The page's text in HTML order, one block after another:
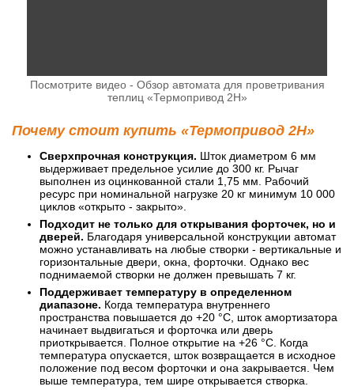
Посмотрите видео - Обзор автомата для проветривания
теплиц «Термопривод 2Н»
Почему стоит купить «Термопривод 2Н»
Сверхпрочная конструкция. Шток диаметром 6 мм
выдерживает предельное усилие до 300 кг. Рычаг
выполнен из оцинкованной стали 1,75 мм. Рабочий
ресурс при номинальной нагрузке 20 кг минимум 10 000
циклов «открыто - закрыто».
Подходит не только для открывания форточек, но и
дверей. Благодаря универсальной конструкции автомат
можно устанавливать на любые створки - вертикальные и
горизонтальные двери, окна, форточки. Однако вес
поднимаемой створки не должен превышать 7 кг.
Поддерживает температуру в определенном
диапазоне. Когда температура внутреннего
пространства повышается до +20 °C, шток амортизатора
начинает выдвигаться и форточка или дверь
приоткрывается. Полное открытие на +26 °C. Когда
температура опускается, шток возвращается в исходное
положение под весом форточки и она закрывается. Чем
выше температура, тем шире открывается створка.